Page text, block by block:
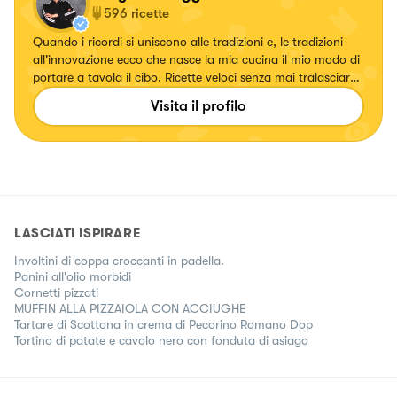
596 ricette
Quando i ricordi si uniscono alle tradizioni e, le tradizioni
all'innovazione ecco che nasce la mia cucina il mio modo di
portare a tavola il cibo. Ricette veloci senza mai tralasciare
il gusto.
Visita il profilo
LASCIATI ISPIRARE
Involtini di coppa croccanti in padella.
Panini all'olio morbidi
Cornetti pizzati
MUFFIN ALLA PIZZAIOLA CON ACCIUGHE
Tartare di Scottona in crema di Pecorino Romano Dop
Tortino di patate e cavolo nero con fonduta di asiago